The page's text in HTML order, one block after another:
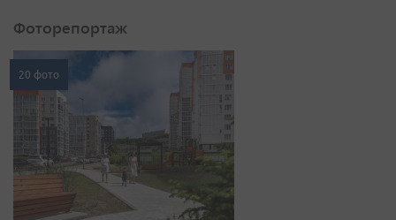
Фоторепортаж
20 фото